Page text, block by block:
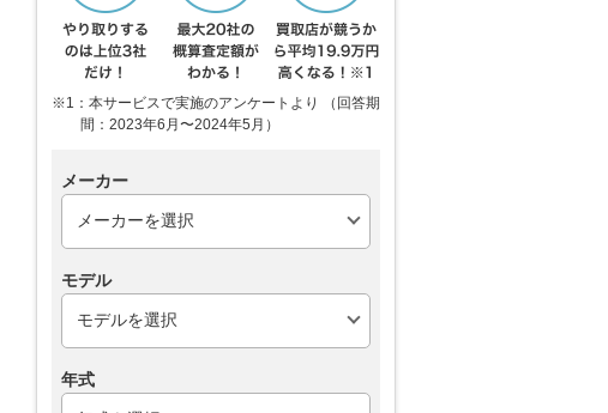
※1：本サービスで実施のアンケートより （回答期
間：2023年6月〜2024年5月）
メーカー
モデル
年式